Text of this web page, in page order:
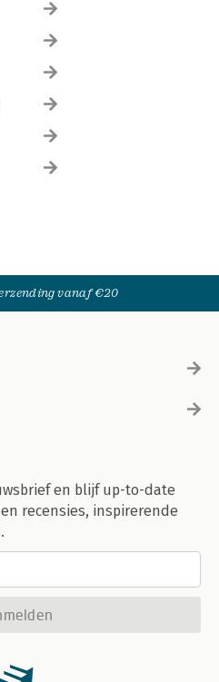
vanaf €20
en blijf up-to-date
recensies, inspirerende